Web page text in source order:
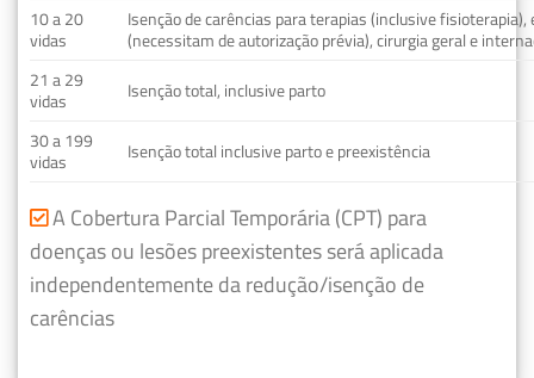
10 a 20
vidas
Isenção de carências para terapias (inclusive fisioterapia),
(necessitam de autorização prévia), cirurgia geral e
21 a 29
vidas
Isenção total, inclusive parto
30 a 199
vidas
Isenção total inclusive parto e preexistência
A Cobertura Parcial Temporária (CPT) para
doenças ou lesões preexistentes será aplicada
independentemente da redução/isenção de
carências